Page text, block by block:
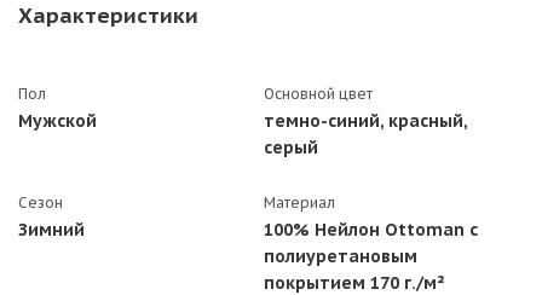
Характеристики
Пол
Мужской
Основной цвет
темно-синий, красный,
серый
Сезон
Зимний
Материал
100% Нейлон Ottoman с
полиуретановым
покрытием 170 г./м²